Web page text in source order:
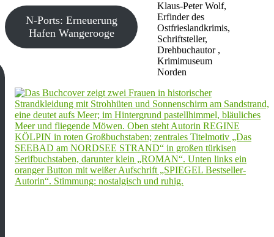
Klaus-Peter Wolf,
Erfinder des
Ostfrieslandkrimis,
Schriftsteller,
Drehbuchautor ,
Krimimuseum
Norden
N-Ports: Erneuerung
Hafen Wangerooge